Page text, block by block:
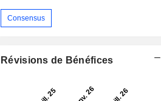
Consensus
Révisions de Bénéfices